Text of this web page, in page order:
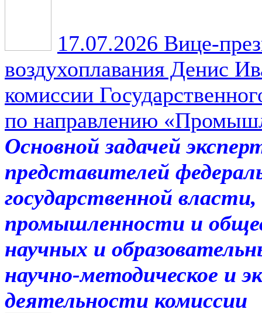
17.07.2026 Вице-
воздухоплавания Денис
комиссии
по направлению
Основной задачей
представителей
государственной
промышленности и
научных и
научно-методическое и
деятельности комиссии